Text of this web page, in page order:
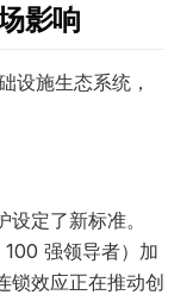
影响
设施生态系统，
定了新标准。
强领导者）加
锁效应正在推动创